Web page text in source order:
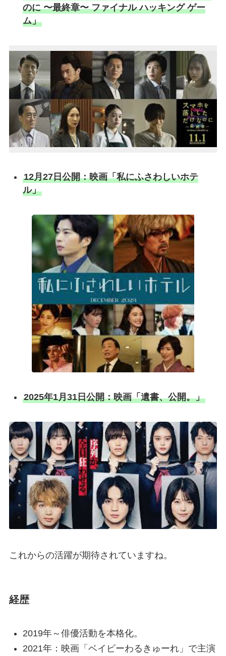
のに 〜最終章〜 ファイナル ハッキング ゲー
ム」
12月27日公開：映画「私にふさわしいホテ
ル」
2025年1月31日公開：映画「遺書、公開。」
これからの活躍が期待されていますね。
経歴
2019年～俳優活動を本格化。
2021年：映画「ベイビーわるきゅーれ」で主演